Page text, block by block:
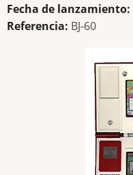
Fecha de lanzamiento:
Referencia: BJ-60